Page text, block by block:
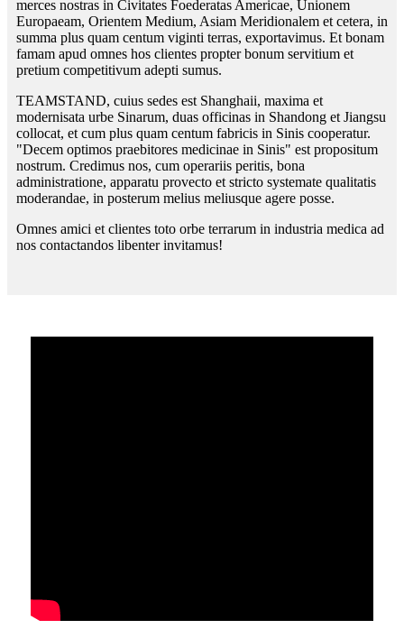
merces nostras in Civitates Foederatas Americae, Unionem
Europaeam, Orientem Medium, Asiam Meridionalem et cetera, in
summa plus quam centum viginti terras, exportavimus. Et bonam
famam apud omnes hos clientes propter bonum servitium et
pretium competitivum adepti sumus.
TEAMSTAND, cuius sedes est Shanghaii, maxima et
modernisata urbe Sinarum, duas officinas in Shandong et Jiangsu
collocat, et cum plus quam centum fabricis in Sinis cooperatur.
"Decem optimos praebitores medicinae in Sinis" est propositum
nostrum. Credimus nos, cum operariis peritis, bona
administratione, apparatu provecto et stricto systemate qualitatis
moderandae, in posterum melius meliusque agere posse.
Omnes amici et clientes toto orbe terrarum in industria medica ad
nos contactandos libenter invitamus!